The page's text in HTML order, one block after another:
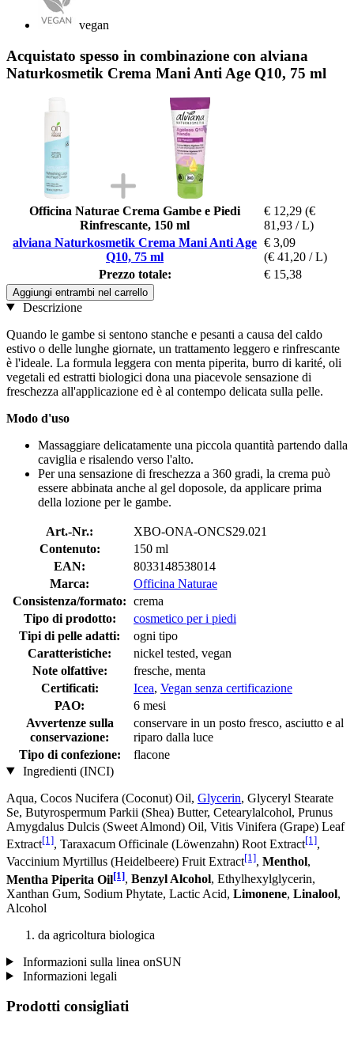
vegan
Acquistato spesso in combinazione con alviana
Naturkosmetik Crema Mani Anti Age Q10, 75 ml
Officina Naturae Crema Gambe e Piedi
Rinfrescante, 150 ml
€ 12,29 (€
81,93 / L)
alviana Naturkosmetik Crema Mani Anti Age
Q10, 75 ml
€ 3,09
(€ 41,20 / L)
Prezzo totale:
€ 15,38
Aggiungi entrambi nel carrello
Descrizione
Quando le gambe si sentono stanche e pesanti a causa del caldo
estivo o delle lunghe giornate, un trattamento leggero e rinfrescante
è l'ideale. La formula leggera con menta piperita, burro di karité, oli
vegetali ed estratti biologici dona una piacevole sensazione di
freschezza all'applicazione ed è al contempo delicata sulla pelle.
Modo d'uso
Massaggiare delicatamente una piccola quantità partendo dalla
caviglia e risalendo verso l'alto.
Per una sensazione di freschezza a 360 gradi, la crema può
essere abbinata anche al gel doposole, da applicare prima
della lozione per le gambe.
Art.-Nr.:
XBO-ONA-ONCS29.021
Contenuto:
150 ml
EAN:
8033148538014
Marca:
Officina Naturae
Consistenza/formato: crema
Tipo di prodotto:
cosmetico per i piedi
Tipi di pelle adatti:
ogni tipo
Caratteristiche:
nickel tested, vegan
Note olfattive:
fresche, menta
Certificati:
Icea, Vegan senza certificazione
PAO:
6 mesi
Avvertenze sulla
conservazione:
conservare in un posto fresco, asciutto e al
riparo dalla luce
Tipo di confezione:
flacone
Ingredienti (INCI)
Aqua, Cocos Nucifera (Coconut) Oil, Glycerin, Glyceryl Stearate
Se, Butyrospermum Parkii (Shea) Butter, Cetearylalcohol, Prunus
Amygdalus Dulcis (Sweet Almond) Oil, Vitis Vinifera (Grape) Leaf
Extract[1], Taraxacum Officinale (Löwenzahn) Root Extract[1],
Vaccinium Myrtillus (Heidelbeere) Fruit Extract[1], Menthol,
Mentha Piperita Oil[1], Benzyl Alcohol, Ethylhexylglycerin,
Xanthan Gum, Sodium Phytate, Lactic Acid, Limonene, Linalool,
Alcohol
da agricoltura biologica
Informazioni sulla linea onSUN
Informazioni legali
Prodotti consigliati